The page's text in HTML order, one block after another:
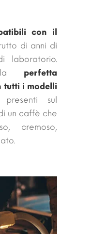
con il
di anni di
laboratorio.
la perfetta
tutti i modelli
sul
un caffè che
cremoso,